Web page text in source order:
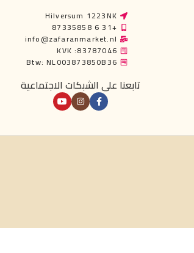
Hilversum 1223NK
+31 6 87335858
info@zafaranmarket.nl
KVK :83787046
Btw: NL003873850B36
تابعنا على الشبكات الاجتماعية